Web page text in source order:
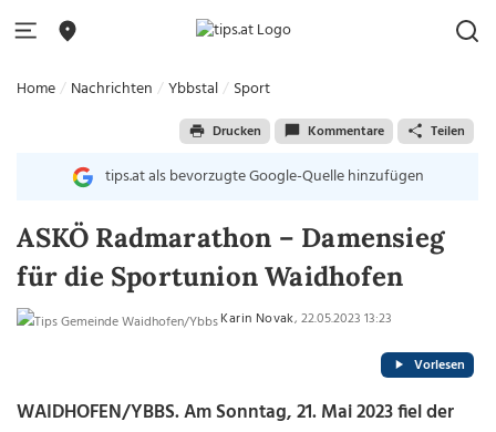
Home Nachrichten Ybbstal Sport
Drucken Kommentare Teilen
tips.at als bevorzugte Google-Quelle hinzufügen
ASKÖ Radmarathon – Damensieg
für die Sportunion Waidhofen
Karin Novak, 22.05.2023 13:23
Vorlesen
WAIDHOFEN/YBBS. Am Sonntag, 21. Mai 2023 fiel der